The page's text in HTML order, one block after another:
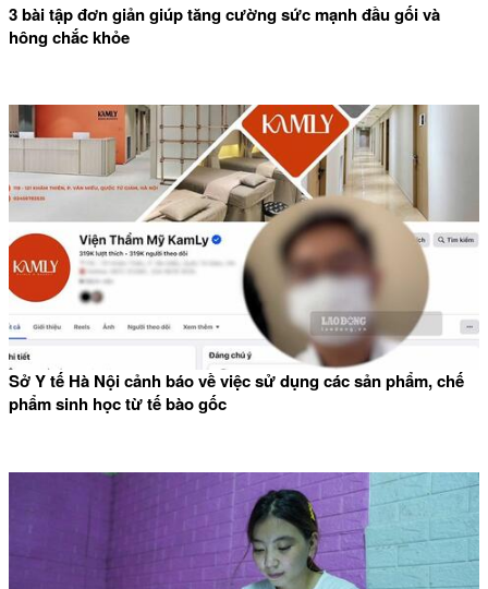
3 bài tập đơn giản giúp tăng cường sức mạnh đầu gối và
hông chắc khỏe
Sở Y tế Hà Nội cảnh báo về việc sử dụng các sản phẩm, chế
phẩm sinh học từ tế bào gốc